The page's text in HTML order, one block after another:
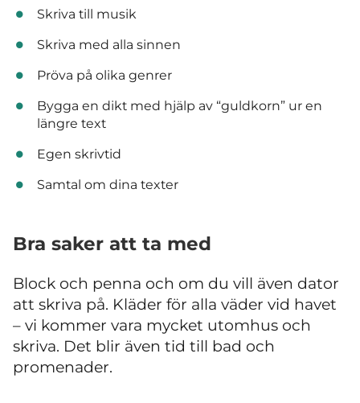
Skriva till musik
Skriva med alla sinnen
Pröva på olika genrer
Bygga en dikt med hjälp av “guldkorn” ur en
längre text
Egen skrivtid
Samtal om dina texter
Bra saker att ta med
Block och penna och om du vill även dator
att skriva på. Kläder för alla väder vid havet
– vi kommer vara mycket utomhus och
skriva. Det blir även tid till bad och
promenader.